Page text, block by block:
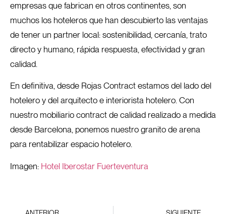
empresas que fabrican en otros continentes, son
muchos los hoteleros que han descubierto las ventajas
de tener un partner local: sostenibilidad, cercanía, trato
directo y humano, rápida respuesta, efectividad y gran
calidad.
En definitiva, desde Rojas Contract estamos del lado del
hotelero y del arquitecto e interiorista hotelero. Con
nuestro mobiliario contract de calidad realizado a medida
desde Barcelona, ponemos nuestro granito de arena
para rentabilizar espacio hotelero.
Imagen: Hotel Iberostar Fuerteventura